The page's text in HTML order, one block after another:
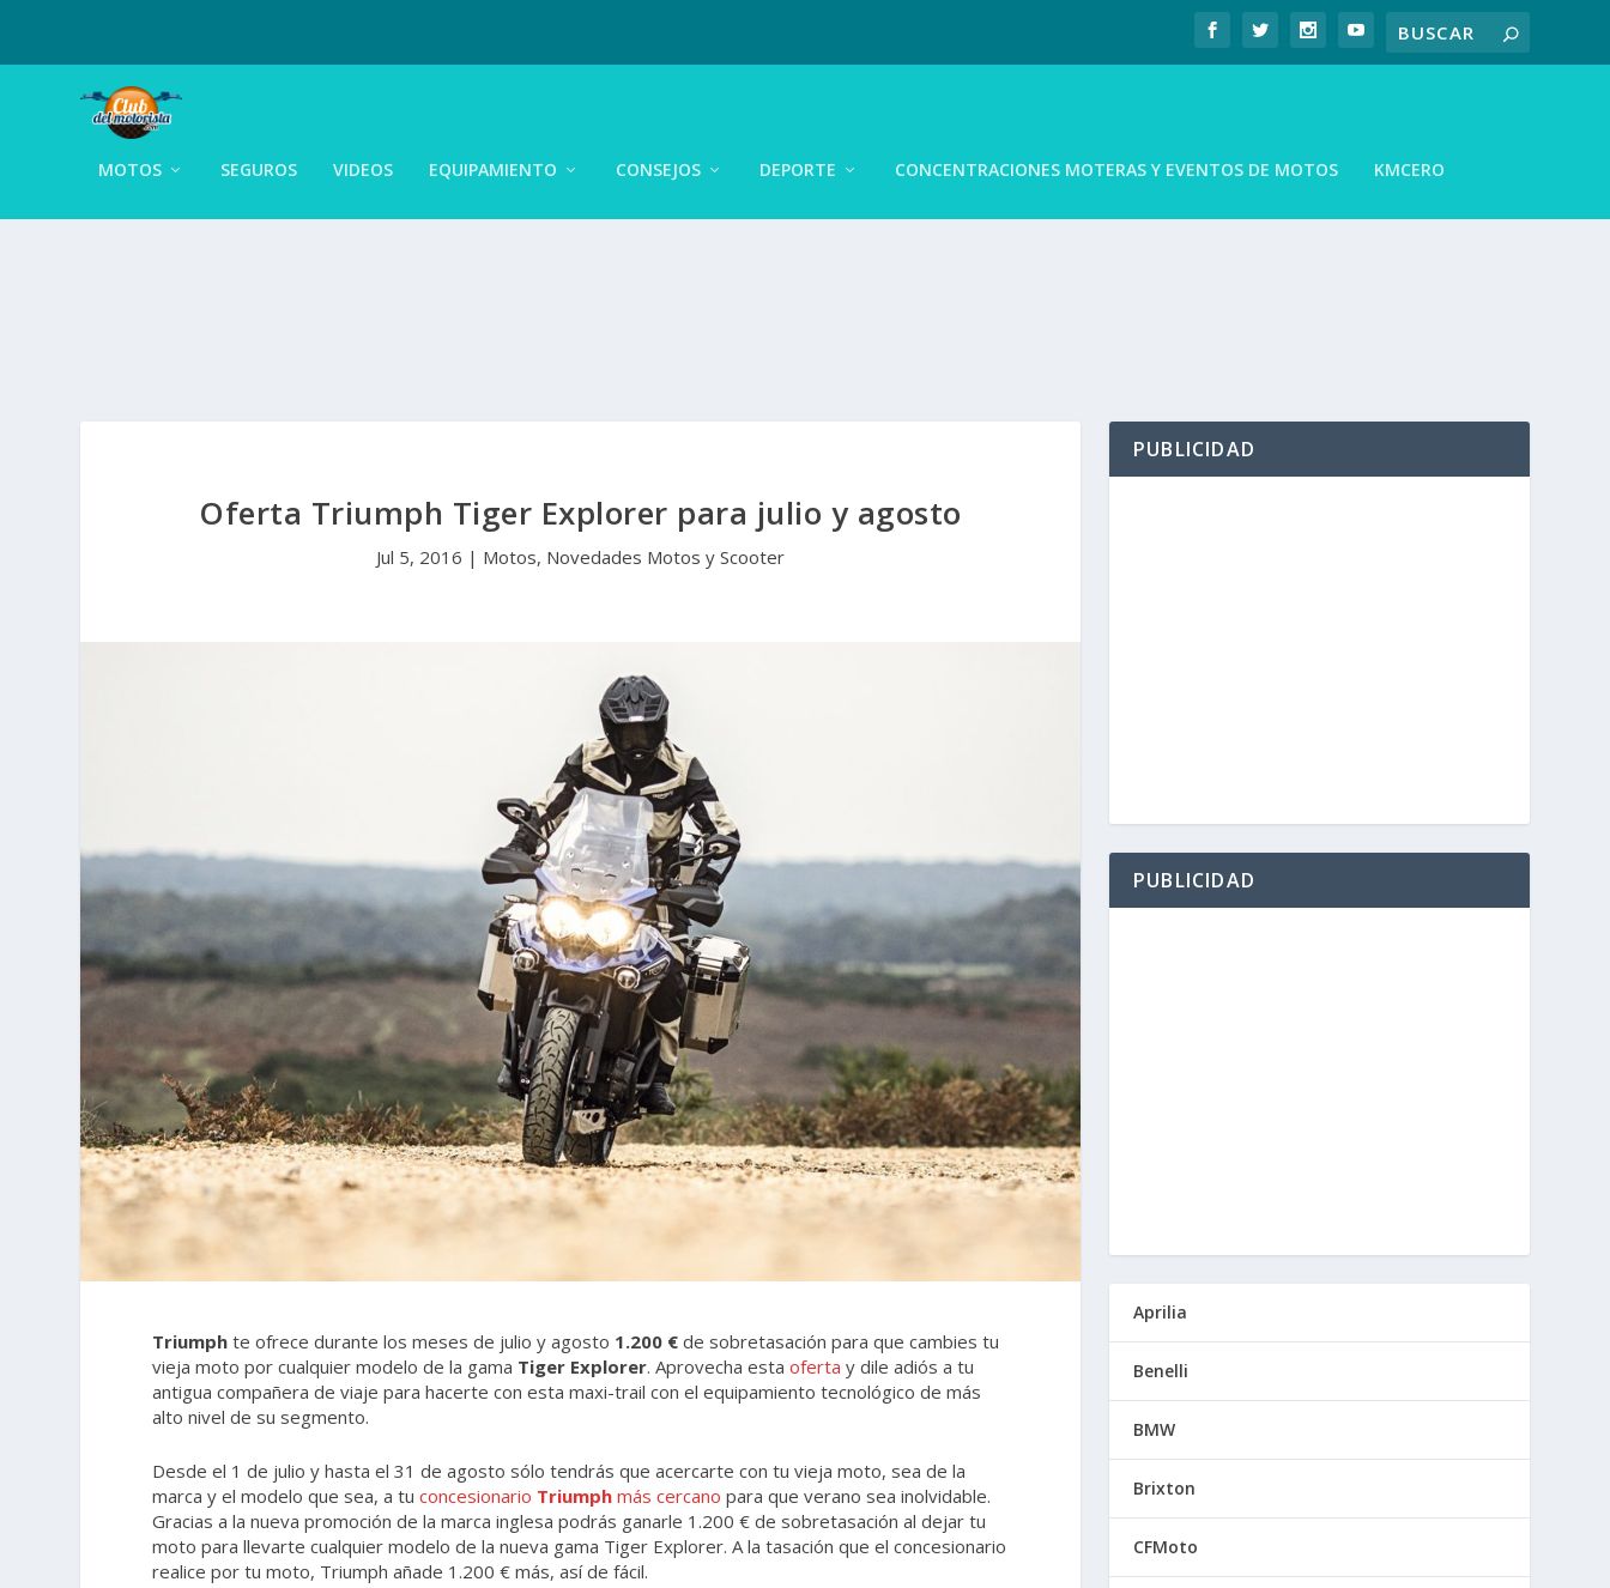
MOTOS SEGUROS VIDEOS EQUIPAMIENTO CONSEJOS DEPORTE CONCENTRACIONES MOTERAS Y EVENTOS DE MOTOS KMCERO
Oferta Triumph Tiger Explorer para julio y agosto
Jul 5, 2016 | Motos, Novedades Motos y Scooter
Triumph te ofrece durante los meses de julio y agosto 1.200 € de sobretasación para que cambies tu
vieja moto por cualquier modelo de la gama Tiger Explorer. Aprovecha estaoferta y dile adiós a tu
antigua compañera de viaje para hacerte con esta maxi-trail con el equipamiento tecnológico de más
alto nivel de su segmento.
Desde el 1 de julio y hasta el 31 de agosto sólo tendrás que acercarte con tu vieja moto, sea de la
marca y el modelo que sea, a tu concesionario Triumph más cercano para que verano sea inolvidable.
Gracias a la nueva promoción de la marca inglesa podrás ganarle 1.200 € de sobretasación al dejar tu
moto para llevarte cualquier modelo de la nueva gama Tiger Explorer. A la tasación que el concesionario
realice por tu moto, Triumph añade 1.200 € más, así de fácil.
PUBLICIDAD
PUBLICIDAD
Aprilia
Benelli
BMW
Brixton
CFMoto